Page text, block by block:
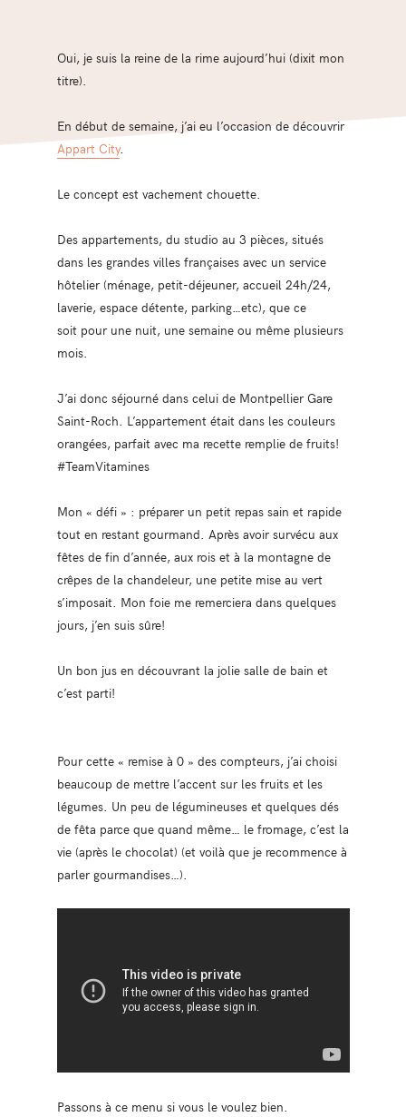
Oui, je suis la reine de la rime aujourd’hui (dixit mon
titre).
En début de semaine, j’ai eu l’occasion de découvrir
Appart City.
Le concept est vachement chouette.
Des appartements, du studio au 3 pièces, situés
dans les grandes villes françaises avec un service
hôtelier (ménage, petit-déjeuner, accueil 24h/24,
laverie, espace détente, parking…etc), que ce
soit pour une nuit, une semaine ou même plusieurs
mois.
J’ai donc séjourné dans celui de Montpellier Gare
Saint-Roch. L’appartement était dans les couleurs
orangées, parfait avec ma recette remplie de fruits!
#TeamVitamines
Mon « défi » : préparer un petit repas sain et rapide
tout en restant gourmand. Après avoir survécu aux
fêtes de fin d’année, aux rois et à la montagne de
crêpes de la chandeleur, une petite mise au vert
s’imposait. Mon foie me remerciera dans quelques
jours, j’en suis sûre!
Un bon jus en découvrant la jolie salle de bain et
c’est parti!
Pour cette « remise à 0 » des compteurs, j’ai choisi
beaucoup de mettre l’accent sur les fruits et les
légumes. Un peu de légumineuses et quelques dés
de fêta parce que quand même… le fromage, c’est la
vie (après le chocolat) (et voilà que je recommence à
parler gourmandises…).
Passons à ce menu si vous le voulez bien.